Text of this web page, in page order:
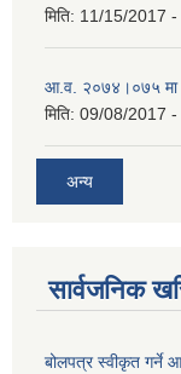
मिति: 11/15/2017 -
आ.व. २०७४।०७५ मा
मिति: 09/08/2017 -
अन्य
सार्वजनिक
बोलपत्र स्वीकृत गर्ने